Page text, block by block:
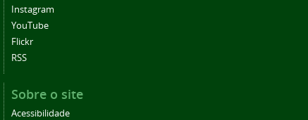
Instagram
YouTube
Flickr
RSS
Sobre o site
Acessibilidade